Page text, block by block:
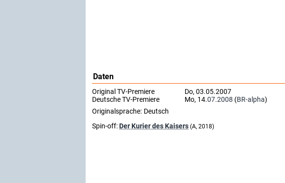
Daten
Original TV-Premiere
Do, 03.05.2007
Deutsche TV-Premiere
Mo, 14.07.2008 (BR-alpha)
Originalsprache: Deutsch
Spin-off:Der Kurier des Kaisers (A, 2018)